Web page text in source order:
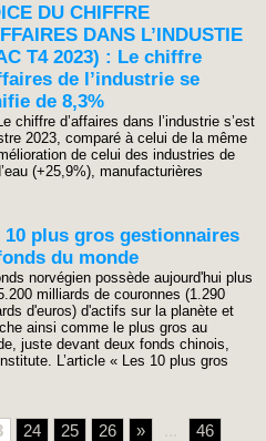
DU CHIFFRE
DANS L’INDUSTIE
T4 2023) : Le chiffre
de l’industrie se
de 8,3%
d’affaires dans l’industrie s’est
2023, comparé à celui de la même
de celui des industries de
(+25,9%), manufacturières
10 plus gros gestionnaires
du monde
norvégien possède aujourd'hui plus
milliards de couronnes (1.290
d'euros) d'actifs sur la planète et
ainsi comme le plus gros au
juste devant deux fonds chinois,
L’article « Les 10 plus gros
24 25 26 » 46